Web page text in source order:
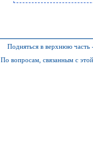
Подняться в верхнюю часть
По вопросам, связанным с